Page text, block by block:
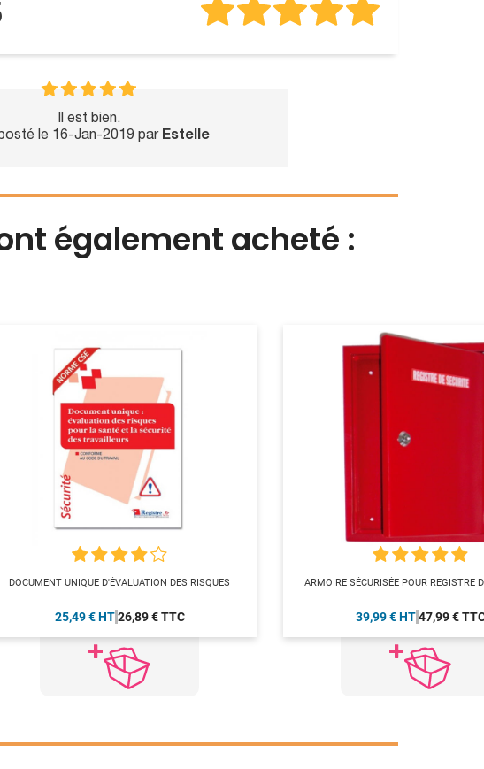
Il est bien.
le 16-Jan-2019 par Estelle
également acheté :
DOCUMENT UNIQUE D'ÉVALUATION DES RISQUES
25,49 € HT 26,89 € TTC
ARMOIRE SÉCURISÉE POUR REGISTRE
39,99 € HT 47,99 €